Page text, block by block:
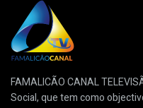
FAMALICÃO CANAL
Social, que tem como